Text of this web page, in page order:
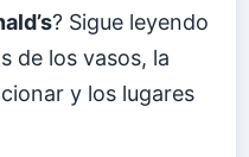
? Sigue leyendo
de los vasos, la
y los lugares